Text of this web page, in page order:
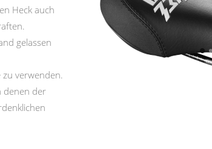
Heck auch
gelassen
zu verwenden.
denen der